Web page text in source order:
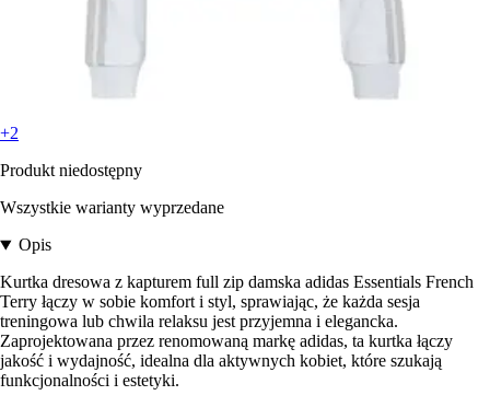
+2
Produkt niedostępny
Wszystkie warianty wyprzedane
Opis
Kurtka dresowa z kapturem full zip damska adidas Essentials French
Terry łączy w sobie komfort i styl, sprawiając, że każda sesja
treningowa lub chwila relaksu jest przyjemna i elegancka.
Zaprojektowana przez renomowaną markę adidas, ta kurtka łączy
jakość i wydajność, idealna dla aktywnych kobiet, które szukają
funkcjonalności i estetyki.